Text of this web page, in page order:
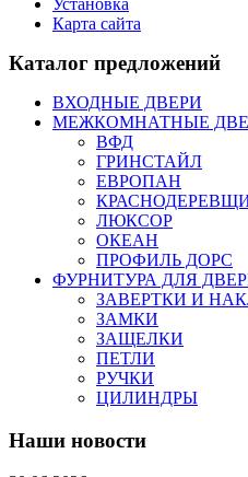
Установка
Карта сайта
Каталог предложений
ВХОДНЫЕ ДВЕРИ
МЕЖКОМНАТНЫЕ
ВФД
ГРИНСТАЙЛ
ЕВРОПАН
ЛЮКСОР
ОКЕАН
ПРОФИЛЬ ДОРС
ФУРНИТУРА ДЛЯ
ЗАВЕРТКИ И
ЗАМКИ
ЗАЩЕЛКИ
ПЕТЛИ
РУЧКИ
ЦИЛИНДРЫ
Наши новости